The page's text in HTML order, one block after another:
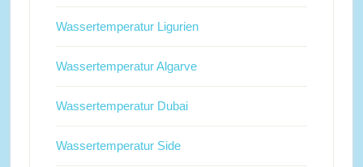
Wassertemperatur Ligurien
Wassertemperatur Algarve
Wassertemperatur Dubai
Wassertemperatur Side